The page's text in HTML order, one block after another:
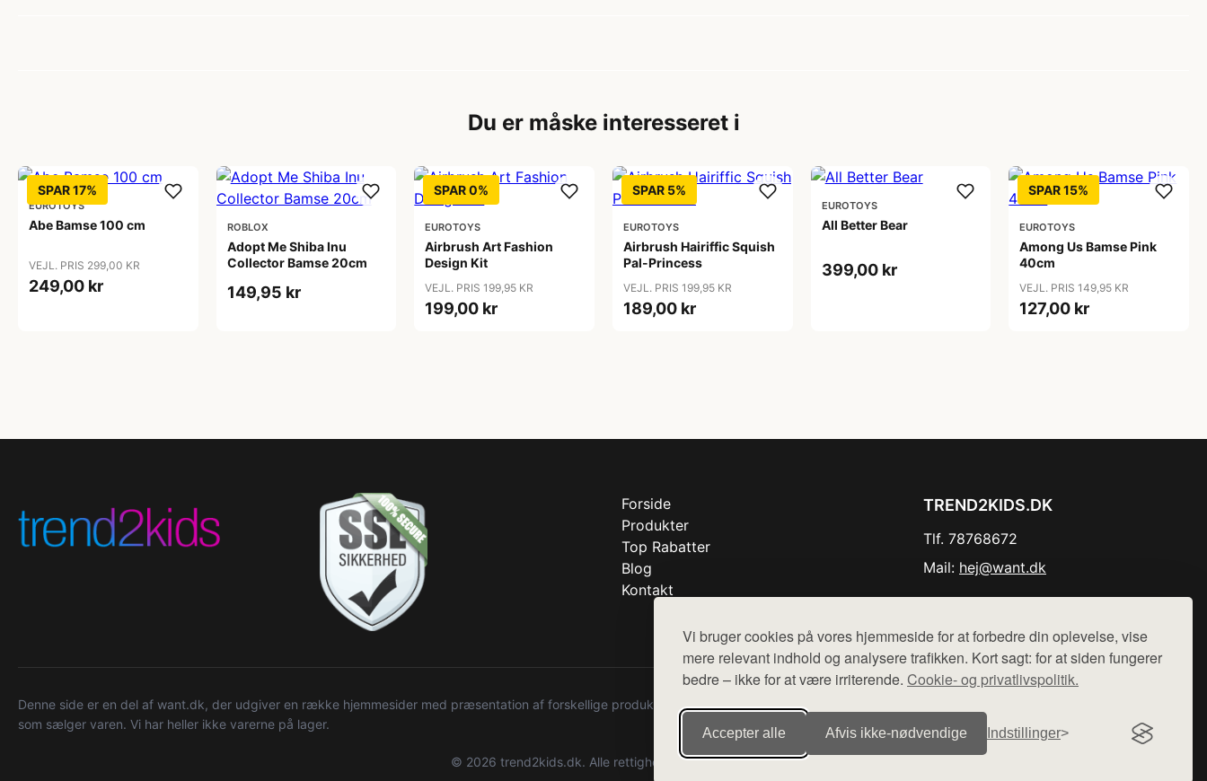
Vi bruger cookies på vores hjemmeside for at forbedre din oplevelse, vise
mere relevant indhold og analysere trafikken. Kort sagt: for at siden fungerer
bedre – ikke for at være irriterende. Cookie- og privatlivspolitik.
Accepter alle Afvis ikke‑nødvendige Indstillinger
Du er måske interesseret i
SPAR 17%
EUROTOYS
Abe Bamse 100 cm
VEJL. PRIS 299,00 KR
249,00 kr
ROBLOX
Adopt Me Shiba Inu
Collector Bamse 20cm
149,95 kr
SPAR 0%
EUROTOYS
Airbrush Art Fashion
Design Kit
VEJL. PRIS 199,95 KR
199,00 kr
SPAR 5%
EUROTOYS
Airbrush Hairiffic Squish
Pal-Princess
VEJL. PRIS 199,95 KR
189,00 kr
EUROTOYS
All Better Bear
399,00 kr
SPAR 15%
EUROTOYS
Among Us Bamse Pink
40cm
VEJL. PRIS 149,95 KR
127,00 kr
Forside
Produkter
Top Rabatter
Blog
Kontakt
TREND2KIDS.DK
Tlf. 78768672
Mail: hej@want.dk
Denne side er en del af want.dk, der udgiver en række hjemmesider med præsentation af forskellige produkter fra diverse webshops. Der sælges ikke varer fra denne side - vi henviser til de shops,
som sælger varen. Vi har heller ikke varerne på lager.
© 2026 trend2kids.dk. Alle rettigheder forbeholdes.